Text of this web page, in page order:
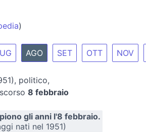
)
AGO SET OTT NOV
politico,
8 febbraio
gli anni l'8 febbraio.
nati nel 1951)